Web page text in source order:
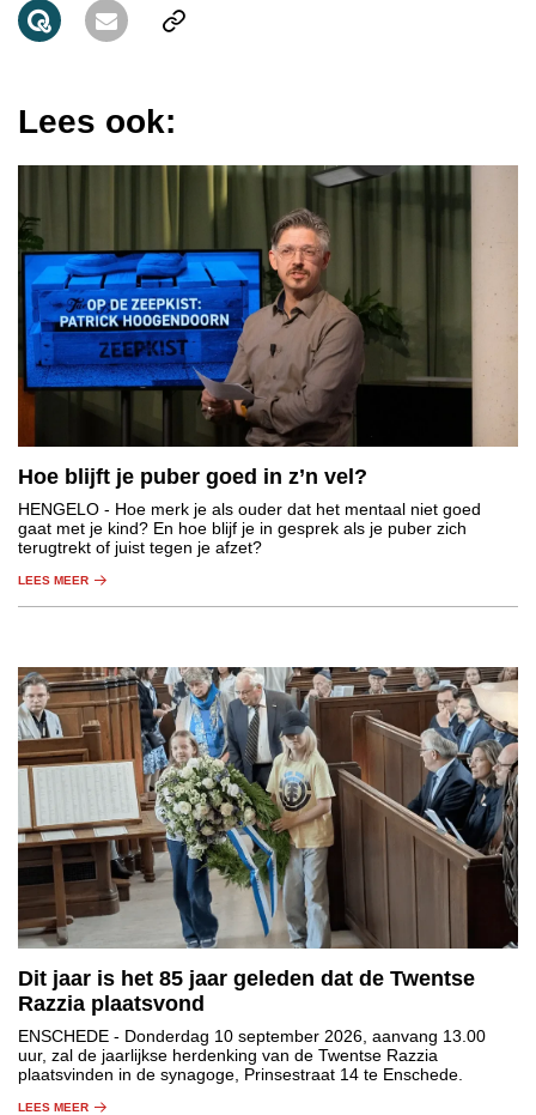
Lees ook:
Hoe blijft je puber goed in z’n vel?
HENGELO - Hoe merk je als ouder dat het mentaal niet goed
gaat met je kind? En hoe blijf je in gesprek als je puber zich
terugtrekt of juist tegen je afzet?
LEES MEER
Dit jaar is het 85 jaar geleden dat de Twentse
Razzia plaatsvond
ENSCHEDE - Donderdag 10 september 2026, aanvang 13.00
uur, zal de jaarlijkse herdenking van de Twentse Razzia
plaatsvinden in de synagoge, Prinsestraat 14 te Enschede.
LEES MEER